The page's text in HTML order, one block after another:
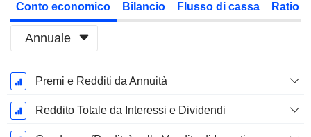
Conto economico Bilancio Flusso di cassa Ratio
Annuale
Periodo
Fiscale:
Dicembre
Premi e Redditi da Annuità
Reddito Totale da Interessi e Dividendi